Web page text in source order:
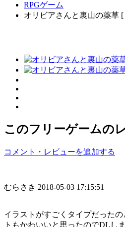
RPGゲーム
オリビアさんと裏山の薬草 [
このフリーゲームの
コメント・レビューを追加する
むらさき 2018-05-03 17:15:51
イラストがすごくタイプだった
トもかわいいと思ったのでDLしま